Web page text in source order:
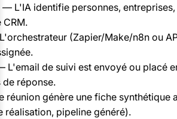
— L'IA identifie personnes,
CRM.
(Zapier/Make/n8n ou
de suivi est envoyé ou placé
réponse.
génère une fiche synthétique
réalisation, pipeline généré).